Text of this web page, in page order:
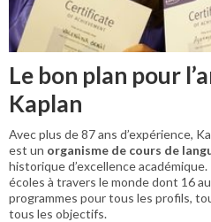
Le bon plan pour
Kaplan
Avec plus de 87 ans d’expérience,
est un organisme de cours de
historique d’excellence
écoles à travers le monde dont 16
programmes pour tous les profils,
tous les objectifs.